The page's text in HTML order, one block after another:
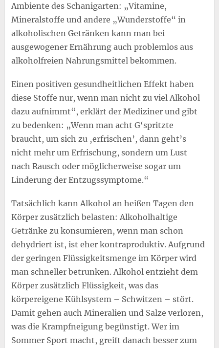
Ambiente des Schanigarten: „Vitamine,
Mineralstoffe und andere „Wunderstoffe“ in
alkoholischen Getränken kann man bei
ausgewogener Ernährung auch problemlos aus
alkoholfreien Nahrungsmittel bekommen.
Einen positiven gesundheitlichen Effekt haben
diese Stoffe nur, wenn man nicht zu viel Alkohol
dazu aufnimmt“, erklärt der Mediziner und gibt
zu bedenken: „Wenn man acht G‘spritzte
braucht, um sich zu ‚erfrischen’, dann geht’s
nicht mehr um Erfrischung, sondern um Lust
nach Rausch oder möglicherweise sogar um
Linderung der Entzugssymptome.“
Tatsächlich kann Alkohol an heißen Tagen den
Körper zusätzlich belasten: Alkoholhaltige
Getränke zu konsumieren, wenn man schon
dehydriert ist, ist eher kontraproduktiv. Aufgrund
der geringen Flüssigkeitsmenge im Körper wird
man schneller betrunken. Alkohol entzieht dem
Körper zusätzlich Flüssigkeit, was das
körpereigene Kühlsystem – Schwitzen – stört.
Damit gehen auch Mineralien und Salze verloren,
was die Krampfneigung begünstigt. Wer im
Sommer Sport macht, greift danach besser zum